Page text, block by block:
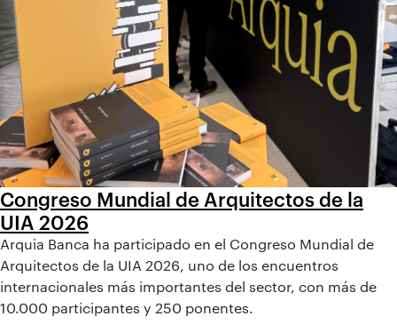
Congreso Mundial de Arquitectos de la
UIA 2026
Arquia Banca ha participado en el Congreso Mundial de
Arquitectos de la UIA 2026, uno de los encuentros
internacionales más importantes del sector, con más de
10.000 participantes y 250 ponentes.